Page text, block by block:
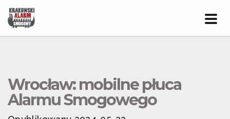
Wrocław: mobilne płuca
Alarmu Smogowego